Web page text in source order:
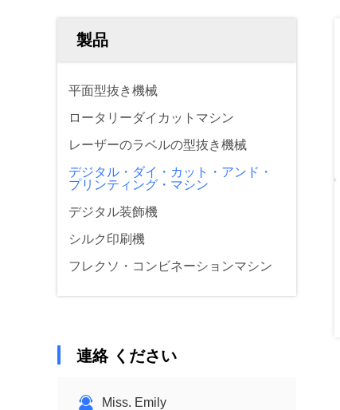
製品
平面型抜き機械
ロータリーダイカットマシン
レーザーのラベルの型抜き機械
デジタル・ダイ・カット・アンド・
プリンティング・マシン
デジタル装飾機
シルク印刷機
フレクソ・コンビネーションマシン
連絡 ください
Miss. Emily